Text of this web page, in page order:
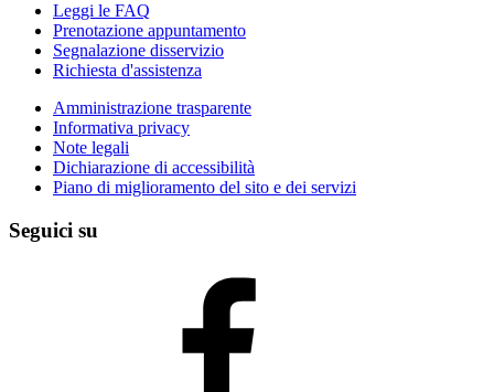
Leggi le FAQ
Prenotazione appuntamento
Segnalazione disservizio
Richiesta d'assistenza
Amministrazione trasparente
Informativa privacy
Note legali
Dichiarazione di accessibilità
Piano di miglioramento del sito e dei servizi
Seguici su